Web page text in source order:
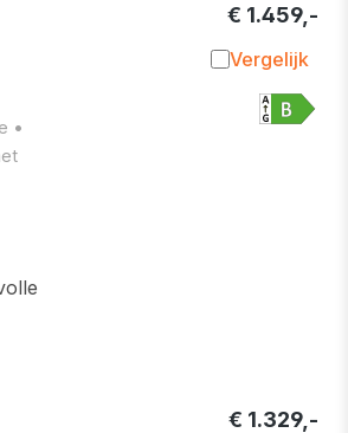
•
€ 1.459,-
Vergelijk
€ 1.329,-